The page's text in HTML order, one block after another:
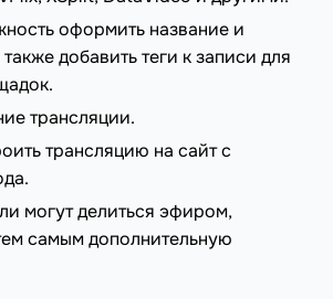
оформить название и
добавить теги к записи для
трансляции.
трансляцию на сайт с
могут делиться эфиром,
самым дополнительную